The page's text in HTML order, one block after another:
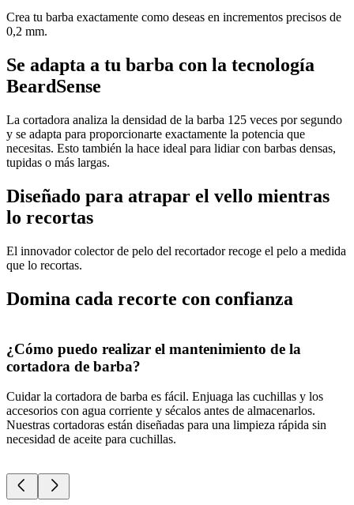
Crea tu barba exactamente como deseas en incrementos precisos de
0,2 mm.
Se adapta a tu barba con la tecnología
BeardSense
La cortadora analiza la densidad de la barba 125 veces por segundo
y se adapta para proporcionarte exactamente la potencia que
necesitas. Esto también la hace ideal para lidiar con barbas densas,
tupidas o más largas.
Diseñado para atrapar el vello mientras
lo recortas
El innovador colector de pelo del recortador recoge el pelo a medida
que lo recortas.
Domina cada recorte con confianza
¿Cómo puedo realizar el mantenimiento de la
cortadora de barba?
Cuidar la cortadora de barba es fácil. Enjuaga las cuchillas y los
accesorios con agua corriente y sécalos antes de almacenarlos.
Nuestras cortadoras están diseñadas para una limpieza rápida sin
necesidad de aceite para cuchillas.